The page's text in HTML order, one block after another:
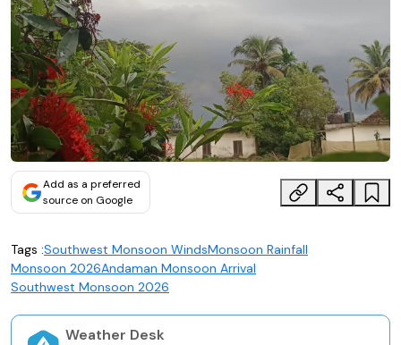
Add as a preferred
source on Google
Tags :Southwest Monsoon WindsMonsoon Rainfall
Monsoon 2026Andaman Monsoon Arrival
Southwest Monsoon 2026
Weather Desk